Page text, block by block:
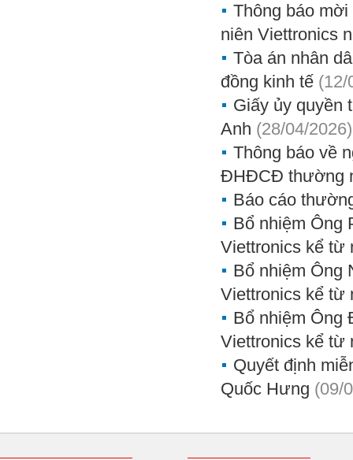
Thông báo
niên Viettronics
Tòa án nhân
đồng kinh tế (12/
Giấy ủy quyền
Anh (28/04/2026)
Thông báo về
ĐHĐCĐ thường
Báo cáo
Bổ nhiệm Ông
Viettronics kể từ
Bổ nhiệm Ông
Viettronics kể từ
Bổ nhiệm Ông
Viettronics kể từ
Quyết định
Quốc Hưng (09/